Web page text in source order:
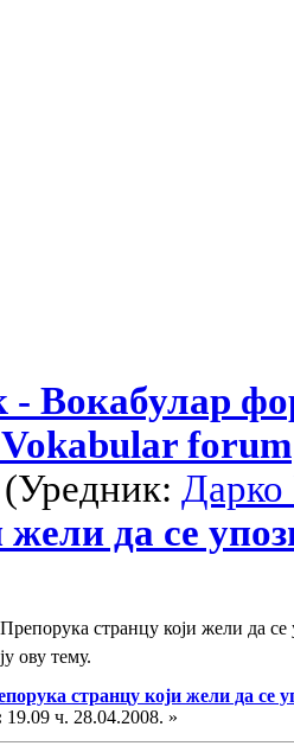
- Вокабулар
forum
(Уредник: Дарко
жели да се
странцу који жели да
ову тему.
странцу који жели да се
19.09 ч. 28.04.2008. »